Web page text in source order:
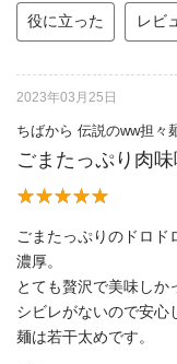
役に立った レビ
2023年03月25日
ちばから 伝説のww担々
ごまたっぷり肉
ごまたっぷりのドロド
濃厚。
とても贅沢で美味しか
シビレがないので安心
麺は若干太めです。